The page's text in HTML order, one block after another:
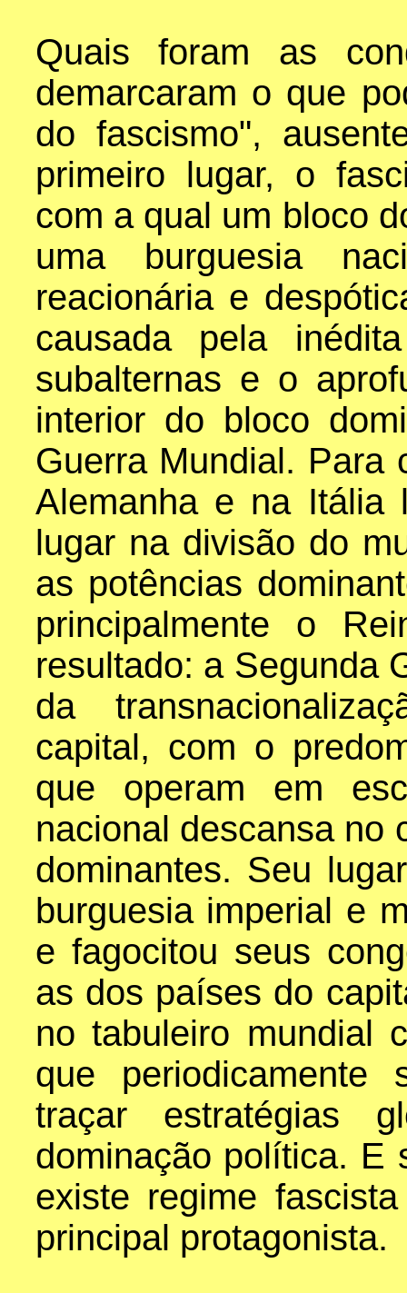
Quais foram as
demarcaram o que
do fascismo",
primeiro lugar, o
com a qual um bloco
uma burguesia
reacionária e
causada pela
subalternas e o
interior do bloco
Guerra Mundial. Para
Alemanha e na Itália
lugar na divisão do
as potências
principalmente o
resultado: a Segunda
da
capital, com o
que operam em
nacional descansa no
dominantes. Seu
burguesia imperial e
e fagocitou seus
as dos países do
no tabuleiro mundial
que
traçar estratégias
dominação política. E
existe regime
principal protagonista.